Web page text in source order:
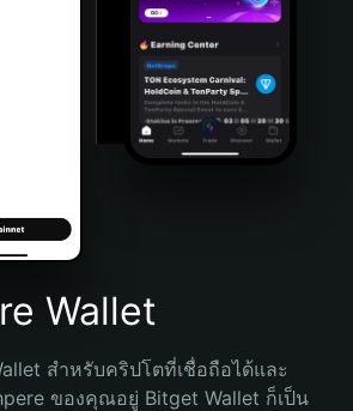
Wallet
สำหรับคริปโตที่เชื่อถือได้และ
ของคุณอยู่ Bitget Wallet ก็เป็น